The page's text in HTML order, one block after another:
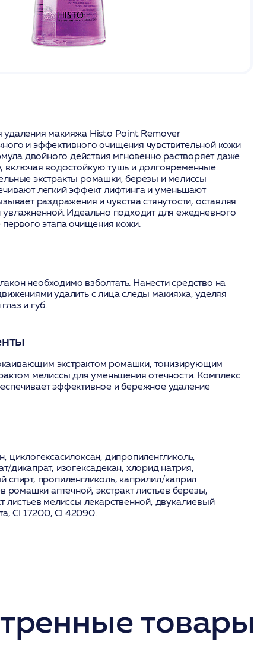
удаления макияжа Histo Point Remover
и эффективного очищения чувствительной кожи
двойного действия мгновенно растворяет даже
включая водостойкую тушь и долговременные
экстракты ромашки, березы и мелиссы
легкий эффект лифтинга и уменьшают
раздражения и чувства стянутости, оставляя
увлажненной. Идеально подходит для ежедневного
первого этапа очищения кожи.
необходимо взболтать. Нанести средство на
удалить с лица следы макияжа, уделяя
и губ.
экстрактом ромашки, тонизирующим
мелиссы для уменьшения отечности. Комплекс
эффективное и бережное удаление
циклогексасилоксан, дипропиленгликоль,
дикапрат, изогексадекан, хлорид натрия,
спирт, пропиленгликоль, каприлил/каприл
ромашки аптечной,экстракт листьев березы,
листьев мелиссы лекарственной, двукалиевый
CI 17200, CI 42090.
товары